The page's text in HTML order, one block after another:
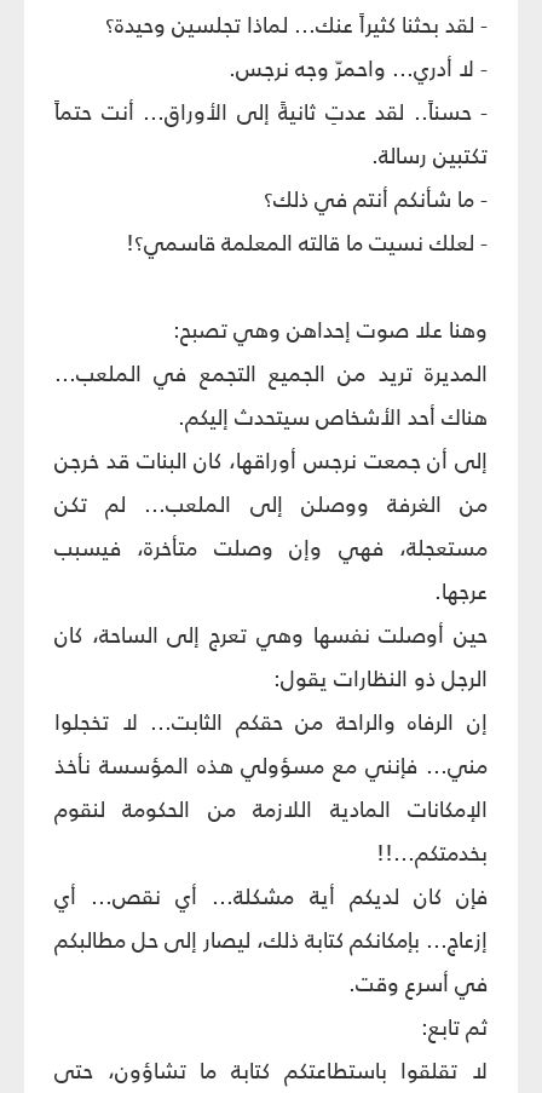
- لقد بحثنا كثيراً عنك... لماذا تجلسين وحيدة؟
- لا أدري... واحمرّ وجه نرجس.
- حسناً.. لقد عدتِ ثانيةً إلى الأوراق... أنت حتماً
تكتبين رسالة.
- ما شأنكم أنتم في ذلك؟
- لعلك نسيت ما قالته المعلمة قاسمي؟!
وهنا علا صوت إحداهن وهي تصبح:
المديرة تريد من الجميع التجمع في الملعب...
هناك أحد الأشخاص سيتحدث إليكم.
إلى أن جمعت نرجس أوراقها، كان البنات قد خرجن
من الغرفة ووصلن إلى الملعب... لم تكن
مستعجلة، فهي وإن وصلت متأخرة، فيسبب
عرجها.
حين أوصلت نفسها وهي تعرج إلى الساحة، كان
الرجل ذو النظارات يقول:
إن الرفاه والراحة من حقكم الثابت... لا تخجلوا
مني... فإنني مع مسؤولي هذه المؤسسة نأخذ
الإمكانات المادية اللازمة من الحكومة لنقوم
بخدمتكم...!!
فإن كان لديكم أية مشكلة... أي نقص... أي
إزعاج... بإمكانكم كتابة ذلك، ليصار إلى حل مطالبكم
في أسرع وقت.
ثم تابع:
لا تقلقوا باستطاعتكم كتابة ما تشاؤون، حتى